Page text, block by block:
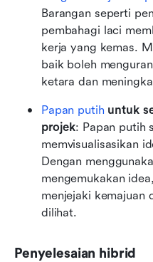
Barangan seperti
pembahagi laci
kerja yang kemas.
baik boleh
ketara dan
Papan putih untuk
projek: Papan putih
memvisualisasikan
Dengan
mengemukakan
menjejaki kemajuan
dilihat.
Penyelesaian hibrid